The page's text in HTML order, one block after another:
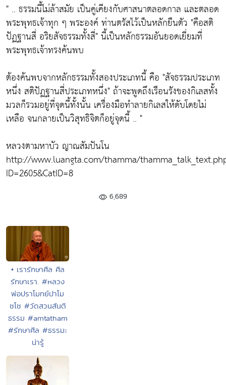
" .. ธรรมนี้ไม่ล้าสมัย เป็นคู่เคียงกับศาสนาตลอดกาล และตลอด
พระพุทธเจ้าทุก ๆ พระองค์ ท่านตรัสไว้เป็นหลักยืนตัว "คือสติ
ปัฏฐานสี่ อริยสัจธรรมทั้งสี่"นี้เป็นหลักธรรมอันยอดเยี่ยมที่
พระพุทธเจ้าทรงค้นพบ
ต้องค้นพบจากหลักธรรมทั้งสองประเภทนี้ คือ "สัจธรรมประเภท
หนึ่ง สติปัฏฐานสี่ประเภทหนึ่ง"ถ้าจะพูดถึงเรือนรังของกิเลสทั้ง
มวลก็รวมอยู่ที่จุดนี้ทั้งนั้น เครื่องมือทำลายกิเลสให้ดับโดยไม่
เหลือ จนกลายเป็นวิสุทธิจิตก็อยู่จุดนี้ .. "
หลวงตามหาบัว ญาณสัมปันโน
http://www.luangta.com/thamma/
ID=2605&CatID=8
6,689
• เรารักษาศีล ศีล
รักษาเรา. #หลวง
พ่อปราโมทย์ปาโม
ชโช #วัดสวนสันติ
ธรรม #amtatham
#รักษาศีล #ธรรมะ
น่ารู้